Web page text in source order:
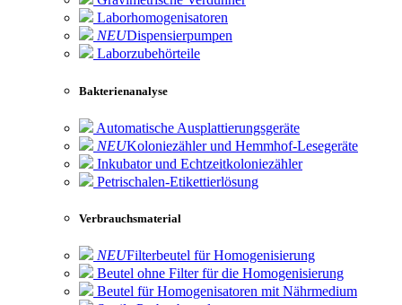
Laborhomogenisatoren
NEUDispensierpumpen
Laborzubehörteile
Bakterienanalyse
Automatische Ausplattierungsgeräte
NEUKoloniezähler und Hemmhof-Lesegeräte
Inkubator und Echtzeitkoloniezähler
Petrischalen-Etikettierlösung
Verbrauchsmaterial
NEUFilterbeutel für Homogenisierung
Beutel ohne Filter für die Homogenisierung
Beutel für Homogenisatoren mit Nährmedium